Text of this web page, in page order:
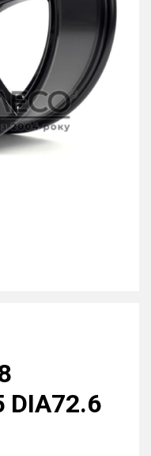
DIA72.6